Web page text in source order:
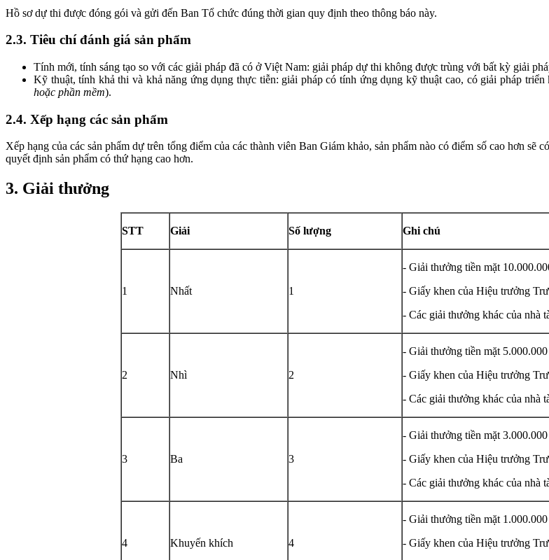
Hồ sơ dự thi được đóng gói và gửi đến Ban Tổ chức đúng thời gian quy định theo thông báo này.
2.3. Tiêu chí đánh giá sản phẩm
Tính mới, tính sáng tạo so với các giải pháp đã có ở Việt Nam: giải pháp dự thi không được trùng với bất kỳ giải
Kỹ thuật, tính khả thi và khả năng ứng dụng thực tiễn: giải pháp có tính ứng dụng kỹ thuật cao, có giải pháp
hoặc phần mềm).
2.4. Xếp hạng các sản phẩm
Xếp hạng của các sản phẩm dự trên tổng điểm của các thành viên Ban Giám khảo, sản phẩm nào có điểm số cao hơn
quyết định sản phẩm có thứ hạng cao hơn.
3. Giải thưởng
STT Giải Số lượng Ghi chú
1 Nhất 1
- Giải thưởng tiền mặt
- Giấy khen của Hiệu trưởng
- Các giải thưởng khác của nhà
2 Nhì 2
- Giải thưởng tiền mặt
- Giấy khen của Hiệu trưởng
- Các giải thưởng khác của nhà
3 Ba 3
- Giải thưởng tiền mặt
- Giấy khen của Hiệu trưởng
- Các giải thưởng khác của nhà
4 Khuyến khích 4
- Giải thưởng tiền mặt
- Giấy khen của Hiệu trưởng